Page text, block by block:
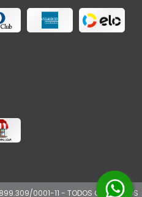
0001-11 - TODOS OS DIREITOS